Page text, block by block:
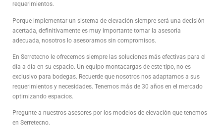
requerimientos.
Porque implementar un sistema de elevación siempre será una decisión
acertada, definitivamente es muy importante tomar la asesoría
adecuada, nosotros lo asesoramos sin compromisos.
En Serretecno le ofrecemos siempre las soluciones más efectivas para el
día a día en su espacio. Un equipo montacargas de este tipo, no es
exclusivo para bodegas. Recuerde que nosotros nos adaptamos a sus
requerimientos y necesidades. Tenemos más de 30 años en el mercado
optimizando espacios.
Pregunte a nuestros asesores por los modelos de elevación que tenemos
en Serretecno.